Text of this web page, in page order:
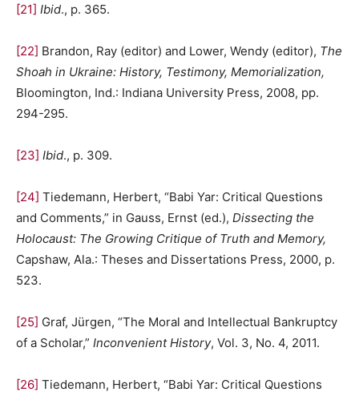
[21] Ibid., p. 365.
[22] Brandon, Ray (editor) and Lower, Wendy (editor), The
Shoah in Ukraine: History, Testimony, Memorialization,
Bloomington, Ind.: Indiana University Press, 2008, pp.
294-295.
[23] Ibid., p. 309.
[24] Tiedemann, Herbert, “Babi Yar: Critical Questions
and Comments,” in Gauss, Ernst (ed.), Dissecting the
Holocaust: The Growing Critique of Truth and Memory,
Capshaw, Ala.: Theses and Dissertations Press, 2000, p.
523.
[25] Graf, Jürgen, “The Moral and Intellectual Bankruptcy
of a Scholar,” Inconvenient History, Vol. 3, No. 4, 2011.
[26] Tiedemann, Herbert, “Babi Yar: Critical Questions